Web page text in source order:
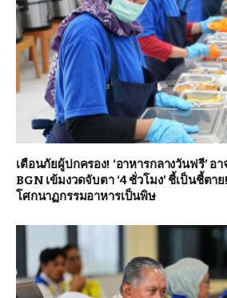
เตือนภัยผู้ปกครอง! ‘อาหารกลางวันฟรี’ อ
BGN เข้มงวดจับตา ‘4 ชั่วโมง’ ชี้เป็นชี้ตา
โศกนาฏกรรมอาหารเป็นพิษ